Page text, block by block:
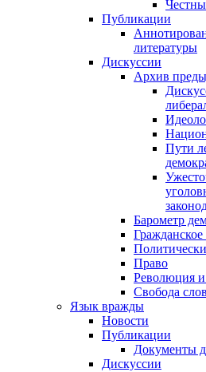
Публикации
литературы
Дискуссии
Архив
Пути
Барометр
Право
Революция
Свобода
Язык вражды
Новости
Публикации
Документы
Дискуссии